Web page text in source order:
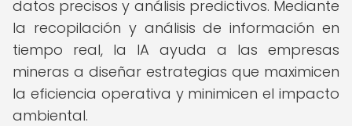
datos precisos y análisis predictivos. Mediante
la recopilación y análisis de información en
tiempo real, la IA ayuda a las empresas
mineras a diseñar estrategias que maximicen
la eficiencia operativa y minimicen el impacto
ambiental.